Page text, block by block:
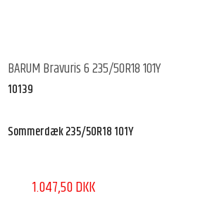
BARUM Bravuris 6 235/50R18 101Y
10139
Sommerdæk 235/50R18 101Y
1.047,50 DKK